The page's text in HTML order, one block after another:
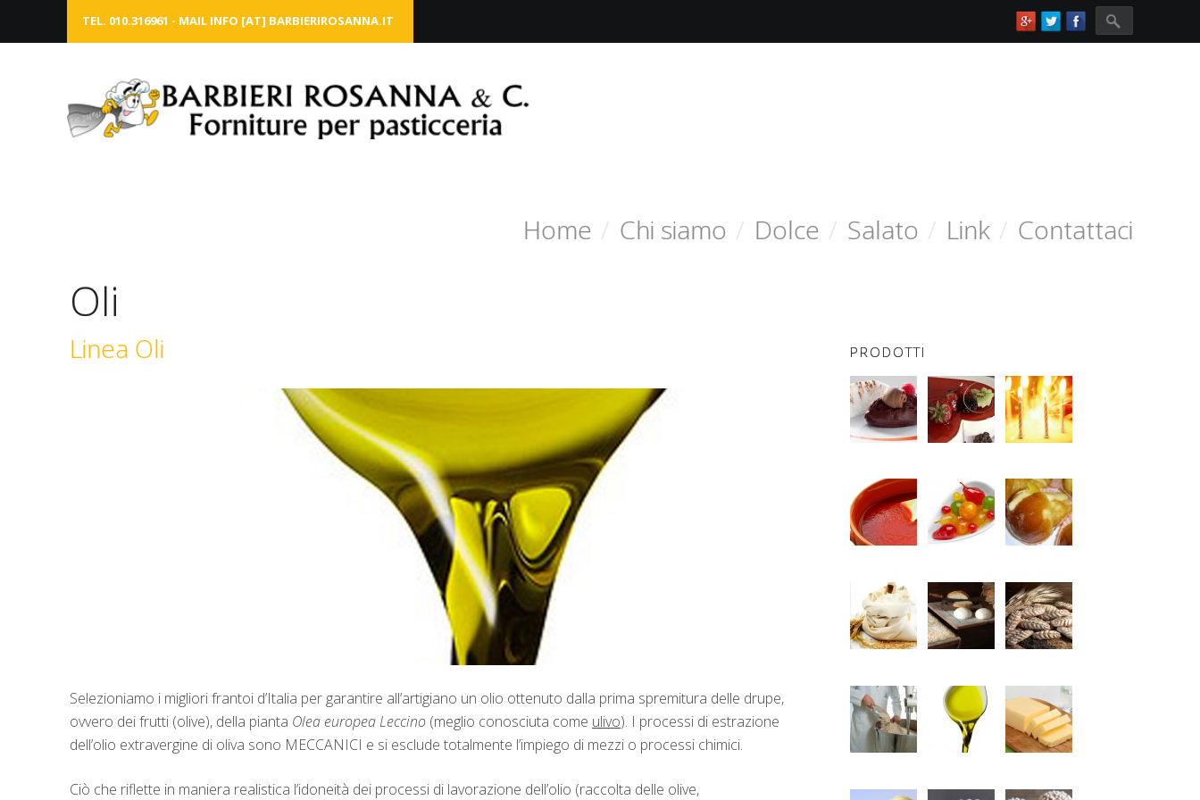
TEL. 010.316961 - MAIL INFO [AT] BARBIERIROSANNA.IT Search for:
Home / Chi siamo / Dolce / Salato / Link / Contattaci
Oli
Linea Oli
Selezioniamo i migliori frantoi d’Italia per garantire all’artigiano un olio ottenuto dalla prima spremitura delle drupe,
ovvero dei frutti (olive), della pianta Olea europeaLeccino (meglio conosciuta come ulivo). I processi di estrazione
dell’olio extravergine di oliva sono MECCANICI e si esclude totalmente l’impiego di mezzi o processi chimici.
Ciò che riflette in maniera realistica l’idoneità dei processi di lavorazione dell’olio (raccolta delle olive,
PRODOTTI